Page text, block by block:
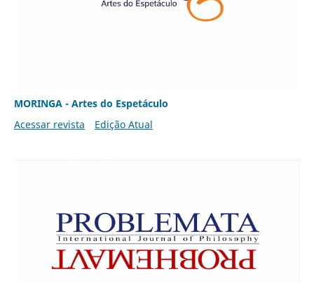
MORINGA - Artes do Espetáculo
Acessar revista
Edição Atual